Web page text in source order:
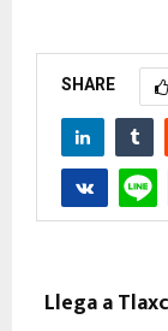
SHARE
Llega a